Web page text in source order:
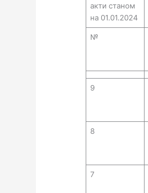
акти станом
на 01.01.2024
№
9
8
7